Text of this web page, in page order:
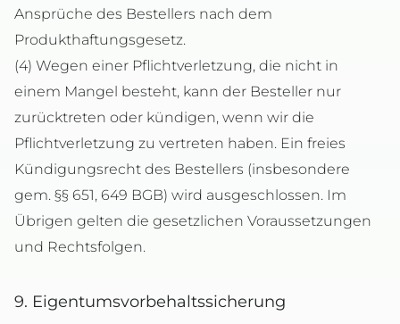
Ansprüche des Bestellers nach dem
Produkthaftungsgesetz.
(4) Wegen einer Pflichtverletzung, die nicht in
einem Mangel besteht, kann der Besteller nur
zurücktreten oder kündigen, wenn wir die
Pflichtverletzung zu vertreten haben. Ein freies
Kündigungsrecht des Bestellers (insbesondere
gem. §§ 651, 649 BGB) wird ausgeschlossen. Im
Übrigen gelten die gesetzlichen Voraussetzungen
und Rechtsfolgen.
9. Eigentumsvorbehaltssicherung